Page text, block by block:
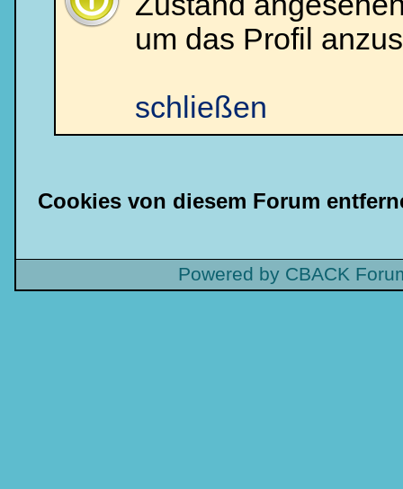
um das Profil
schließen
Cookies von diesem Forum
Powered by CBACK